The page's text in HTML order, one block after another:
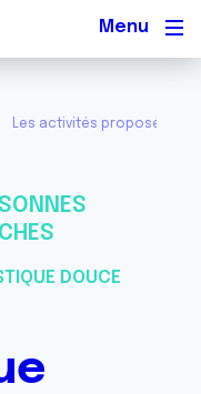
Les activités proposées
DOUCE